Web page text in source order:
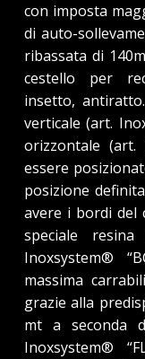
con imposta
di auto-
ribassata di
cestello per
insetto,
verticale (art.
orizzontale (art.
essere
posizione
avere i bordi del
speciale
Inoxsystem®
massima
grazie alla
mt a seconda
Inoxsystem®